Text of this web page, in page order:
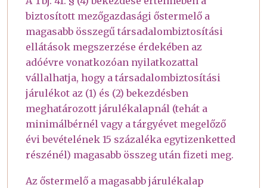
biztosított mezőgazdasági őstermelő a
magasabb összegű társadalombiztosítási
ellátások megszerzése érdekében az
adóévre vonatkozóan nyilatkozattal
vállalhatja, hogy a társadalombiztosítási
járulékot az (1) és (2) bekezdésben
meghatározott járulékalapnál (tehát a
minimálbérnél vagy a tárgyévet megelőző
évi bevételének 15 százaléka egytizenketted
részénél) magasabb összeg után fizeti meg.
Az őstermelő a magasabb járulékalap